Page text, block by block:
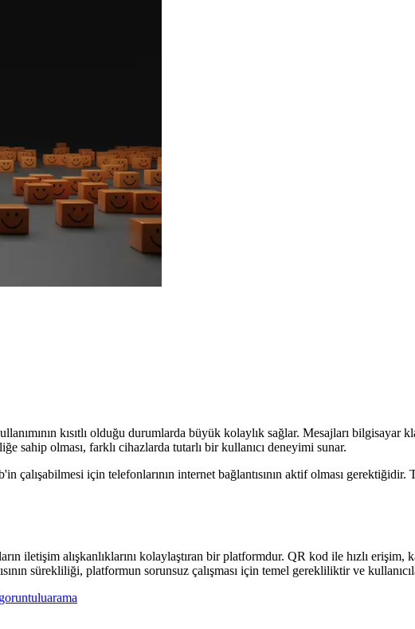
kısıtlı olduğu durumlarda büyük kolaylık sağlar. Mesajları bilgisayar
sahip olması, farklı cihazlarda tutarlı bir kullanıcı deneyimi sunar.
çalışabilmesi için telefonlarının internet bağlantısının aktif olması gerektiğidir.
iletişim alışkanlıklarını kolaylaştıran bir platformdur. QR kod ile hızlı erişim,
sürekliliği, platformun sorunsuz çalışması için temel gerekliliktir ve
goruntuluarama